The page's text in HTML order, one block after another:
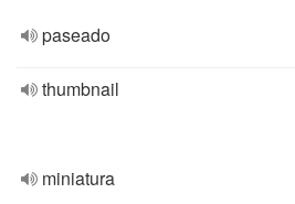
paseado
thumbnail
miniatura